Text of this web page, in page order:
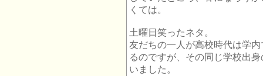
くては。
土曜日笑ったネタ。
友だちの一人が高校時代は学
るのですが、その同じ学校出
いました。